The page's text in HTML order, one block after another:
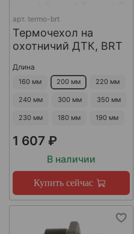
арт. termo-brt
Термочехол на
охотничий ДТК, BRT
Длина
160 мм 200 мм 220 мм
240 мм 300 мм 350 мм
230 мм 180 мм 190 мм
1 607 ₽
В наличии
Купить сейчас